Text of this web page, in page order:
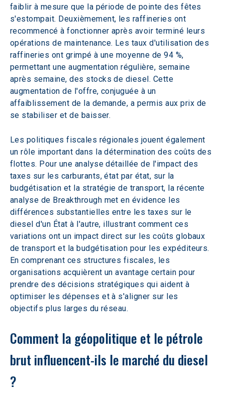
faiblir à mesure que la période de pointe des fêtes
s'estompait. Deuxièmement, les raffineries ont
recommencé à fonctionner après avoir terminé leurs
opérations de maintenance. Les taux d'utilisation des
raffineries ont grimpé à une moyenne de 94 %,
permettant une augmentation régulière, semaine
après semaine, des stocks de diesel. Cette
augmentation de l'offre, conjuguée à un
affaiblissement de la demande, a permis aux prix de
se stabiliser et de baisser.
Les politiques fiscales régionales jouent également
un rôle important dans la détermination des coûts des
flottes. Pour une analyse détaillée de l'impact des
taxes sur les carburants, état par état, sur la
budgétisation et la stratégie de transport, la récente
analyse de Breakthrough met en évidence les
différences substantielles entre les taxes sur le
diesel d'un État à l'autre, illustrant comment ces
variations ont un impact direct sur les coûts globaux
de transport et la budgétisation pour les expéditeurs.
En comprenant ces structures fiscales, les
organisations acquièrent un avantage certain pour
prendre des décisions stratégiques qui aident à
optimiser les dépenses et à s'aligner sur les
objectifs plus larges du réseau.
Comment la géopolitique et le pétrole
brut influencent-ils le marché du diesel
?